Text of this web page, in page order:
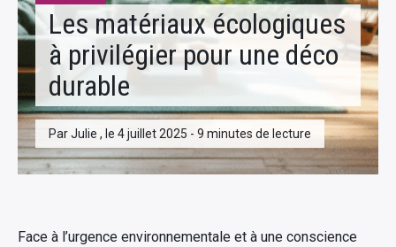
Les matériaux écologiques
à privilégier pour une déco
durable
Par Julie , le 4 juillet 2025 - 9 minutes de lecture
Face à l’urgence environnementale et à une conscience